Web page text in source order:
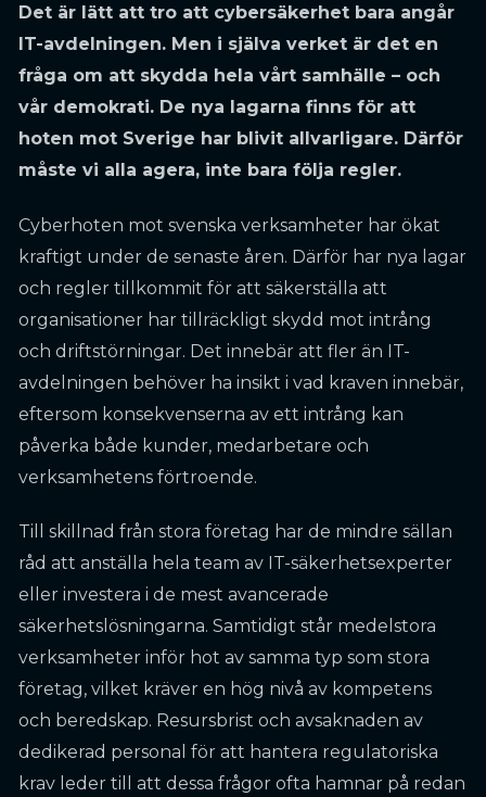
Det är lätt att tro att cybersäkerhet bara angår
IT-avdelningen. Men i själva verket är det en
fråga om att skydda hela vårt samhälle – och
vår demokrati. De nya lagarna finns för att
hoten mot Sverige har blivit allvarligare. Därför
måste vi alla agera, inte bara följa regler.
Cyberhoten mot svenska verksamheter har ökat
kraftigt under de senaste åren. Därför har nya lagar
och regler tillkommit för att säkerställa att
organisationer har tillräckligt skydd mot intrång
och driftstörningar. Det innebär att fler än IT-
avdelningen behöver ha insikt i vad kraven innebär,
eftersom konsekvenserna av ett intrång kan
påverka både kunder, medarbetare och
verksamhetens förtroende.
Till skillnad från stora företag har de mindre sällan
råd att anställa hela team av IT-säkerhetsexperter
eller investera i de mest avancerade
säkerhetslösningarna. Samtidigt står medelstora
verksamheter inför hot av samma typ som stora
företag, vilket kräver en hög nivå av kompetens
och beredskap. Resursbrist och avsaknaden av
dedikerad personal för att hantera regulatoriska
krav leder till att dessa frågor ofta hamnar på redan